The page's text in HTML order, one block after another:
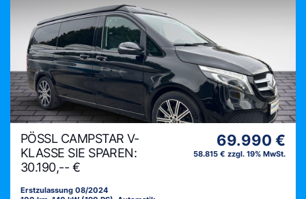
PÖSSL CAMPSTAR V-
KLASSE SIE SPAREN:
30.190,-- €
Erstzulassung 08/2024
69.990 €
58.815 € zzgl. 19% MwSt.